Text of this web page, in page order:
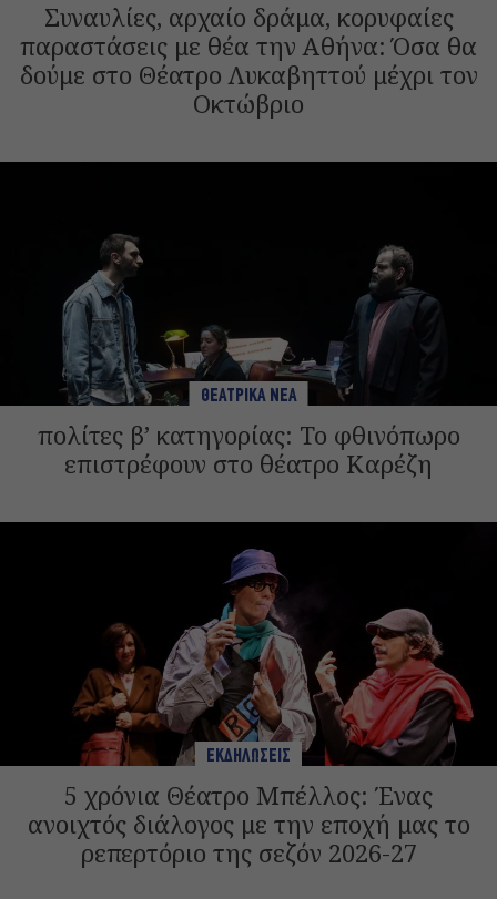
Συναυλίες, αρχαίο δράμα, κορυφαίες
παραστάσεις με θέα την Αθήνα: Όσα θα
δούμε στο Θέατρο Λυκαβηττού μέχρι τον
Οκτώβριο
ΘΕΑΤΡΙΚΑ ΝΕΑ
πολίτες β’ κατηγορίας: Το φθινόπωρο
επιστρέφουν στο θέατρο Καρέζη
ΕΚΔΗΛΩΣΕΙΣ
5 χρόνια Θέατρο Μπέλλος: Ένας
ανοιχτός διάλογος με την εποχή μας το
ρεπερτόριο της σεζόν 2026-27